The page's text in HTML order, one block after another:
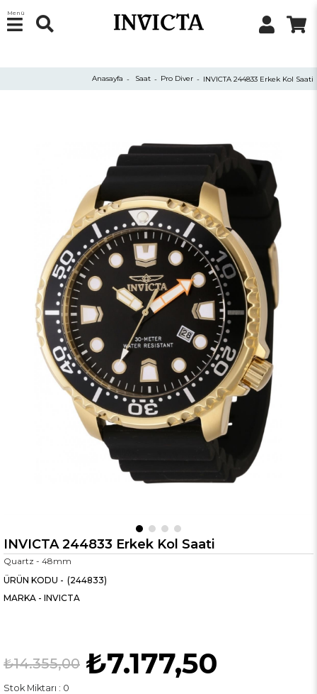
Menü
Anasayfa Saat Pro Diver INVICTA 244833 Erkek Kol Saati
INVICTA 244833 Erkek Kol Saati
Quartz - 48mm
(244833)
MARKA - INVICTA
₺14.355,00 ₺7.177,50
Stok Miktarı : 0